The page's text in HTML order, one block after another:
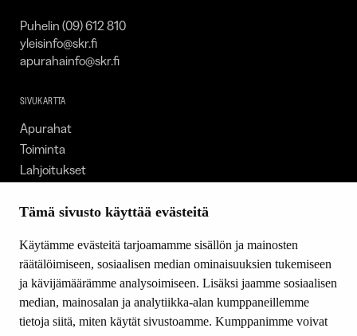
Tämä sivusto käyttää evästeitä
Käytämme evästeitä tarjoamamme sisällön ja mainosten
räätälöimiseen, sosiaalisen median ominaisuuksien tukemiseen
ja kävijämäärämme analysoimiseen. Lisäksi jaamme sosiaalisen
median, mainosalan ja analytiikka-alan kumppaneillemme
tietoja siitä, miten käytät sivustoamme. Kumppanimme voivat
Puhelin (09) 612 810
yleisinfo@skr.fi
apurahainfo@skr.fi
SIVUKARTTA
Apurahat
Toiminta
Lahjoitukset
Ajankohtaista
Yhteystiedot
SEURAA MEITÄ